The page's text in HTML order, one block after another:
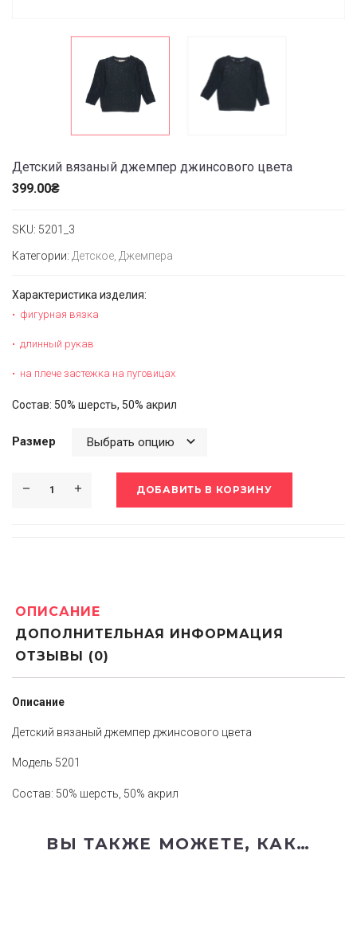
Детский вязаный джемпер джинсового цвета
399.00₴
SKU: 5201_3
Категории: Детское, Джемпера
Характеристика изделия:
фигурная вязка
длинный рукав
на плече застежка на пуговицах
Состав: 50% шерсть, 50% акрил
Размер
ДОБАВИТЬ В КОРЗИНУ
ОПИСАНИЕ
ДОПОЛНИТЕЛЬНАЯ ИНФОРМАЦИЯ
ОТЗЫВЫ (0)
Описание
Детский вязаный джемпер джинсового цвета
Модель 5201
Состав: 50% шерсть, 50% акрил
ВЫ ТАКЖЕ МОЖЕТЕ, КАК…